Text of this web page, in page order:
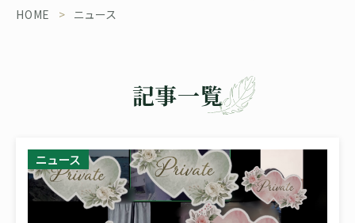
HOME ニュース
記事一覧
ニュース